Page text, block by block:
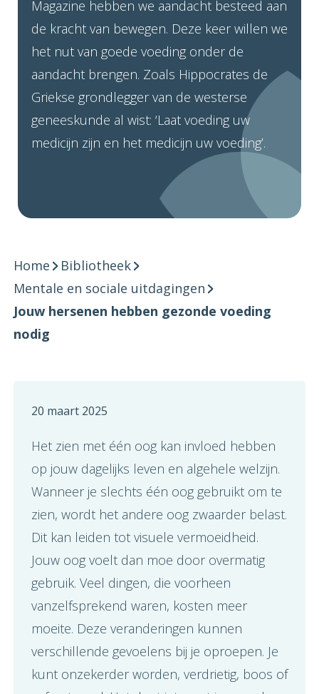
Magazine hebben we aandacht besteed aan
de kracht van bewegen. Deze keer willen we
het nut van goede voeding onder de
aandacht brengen. Zoals Hippocrates de
Griekse grondlegger van de westerse
geneeskunde al wist: ‘Laat voeding uw
medicijn zijn en het medicijn uw voeding’.
Home
Bibliotheek
Mentale en sociale uitdagingen
Jouw hersenen hebben gezonde voeding
nodig
20 maart 2025
Het zien met één oog kan invloed hebben
op jouw dagelijks leven en algehele welzijn.
Wanneer je slechts één oog gebruikt om te
zien, wordt het andere oog zwaarder belast.
Dit kan leiden tot visuele vermoeidheid.
Jouw oog voelt dan moe door overmatig
gebruik. Veel dingen, die voorheen
vanzelfsprekend waren, kosten meer
moeite. Deze veranderingen kunnen
verschillende gevoelens bij je oproepen. Je
kunt onzekerder worden, verdrietig, boos of